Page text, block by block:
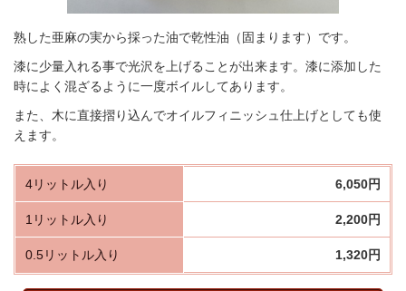
熟した亜麻の実から採った油で乾性油（固まります）です。
漆に少量入れる事で光沢を上げることが出来ます。漆に添加した
時によく混ざるように一度ボイルしてあります。
また、木に直接摺り込んでオイルフィニッシュ仕上げとしても使
えます。
4リットル入り 6,050円
1リットル入り 2,200円
0.5リットル入り 1,320円